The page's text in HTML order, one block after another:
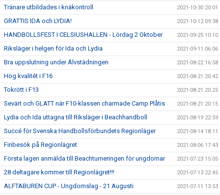
Tränare utbildades i knäkontroll 2021-10-30 20:01
GRATTIS IDA och LYDIA! 2021-10-12 09:38
HANDBOLLSFEST I CELSIUSHALLEN - Lördag 2 Oktober 2021-09-25 10:10
Riksläger i helgen för Ida och Lydia 2021-09-11 06:06
Bra uppslutning under Älvstädningen 2021-08-22 16:58
Hög kvalitét i F16 2021-08-21 20:42
Tokrött i F13 2021-08-21 20:25
Sevärt och GLATT när F10-klassen charmade Camp Plåtis 2021-08-21 20:15
Lydia och Ida uttagna till Riksläger i Beachhandboll 2021-08-19 22:59
Succé för Svenska Handbollsförbundets Regionläger 2021-08-14 18:11
Finbesök på Regionlägret 2021-08-06 17:43
Första lagen anmälda till Beachturneringen för ungdomar 2021-07-23 15:05
28 deltagare kommer till Regionlägret!!! 2021-07-13 22:45
ALFTABUREN CUP - Ungdomslag - 21 Augusti 2021-07-11 13:53